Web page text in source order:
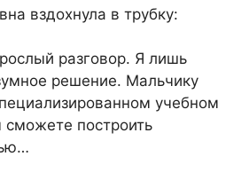
вздохнула в трубку:
разговор. Я лишь
решение. Мальчику
учебном
построить